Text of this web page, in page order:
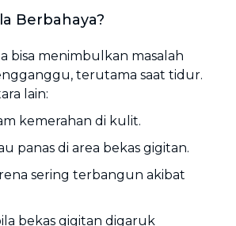
Berbahaya?
bisa menimbulkan masalah
terutama saat tidur.
lain:
kemerahan di kulit.
panas di area bekas gigitan.
sering terbangun akibat
bekas gigitan digaruk